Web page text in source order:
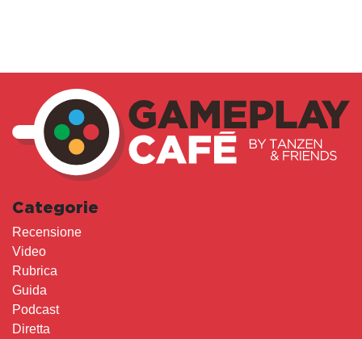
Categorie
Recensione
Video
Rubrica
Guida
Podcast
Diretta